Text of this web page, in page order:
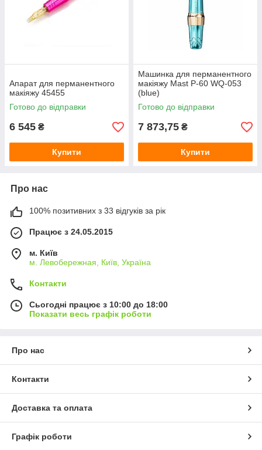
Апарат для перманентного
макіяжу 45455
Готово до відправки
6 545 ₴
Купити
Машинка для перманентного
макіяжу Mast P-60 WQ-053
(blue)
Готово до відправки
7 873,75 ₴
Купити
Про нас
100% позитивних з 33 відгуків за рік
Працює з 24.05.2015
м. Київ
м. Левобережная, Київ, Україна
Контакти
Сьогодні працює з 10:00 до 18:00
Показати весь графік роботи
Про нас
Контакти
Доставка та оплата
Графік роботи